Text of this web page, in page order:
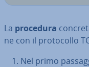
La procedura
ne con il pro­to­col­lo
Nel primo